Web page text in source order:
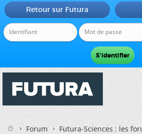
Retour sur Futura
Forum
Futura-Sciences : les